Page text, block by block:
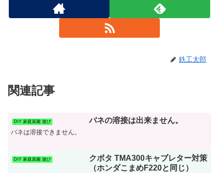
鉄工太郎
関連記事
DIY 家庭菜園 遊び バネの溶接は出来ません。
バネは溶接できません。
DIY 家庭菜園 遊び
クボタ TMA300キャブレター対策
（ホンダこまめF220と同じ）